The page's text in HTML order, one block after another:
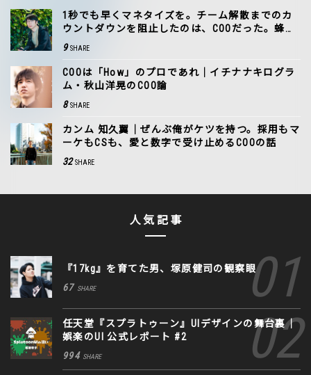
1秒でも早くマネタイズを。チーム解散までのカ
ウントダウンを阻止したのは、COOだった。蜂谷
宣人
9 SHARE
COOは「How」のプロであれ｜イチナナキログラ
ム・秋山洋晃のCOO論
8 SHARE
カンム 知久翼｜ぜんぶ俺がケツを持つ。採用もマ
ーケもCSも、愛と数字で受け止めるCOOの話
32 SHARE
人気記事
『17kg』を育てた男、塚原健司の観察眼
67 SHARE
任天堂『スプラトゥーン』UIデザインの舞台裏｜
娯楽のUI 公式レポート #2
994 SHARE